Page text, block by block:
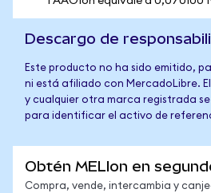
Descargo de
Este producto no ha sido emitido,
ni está afiliado con MercadoLibre.
y cualquier otra marca registrada
para identificar el activo de
Obtén MELIon en
Compra, vende, intercambia y